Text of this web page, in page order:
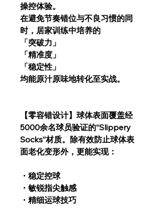
操控体验。
在避免节奏错位与不良习惯的同
时，居家训练中培养的
「突破力」
「精准度」
「稳定性」
均能原汁原味地转化至实战。
【零容错设计】球体表面覆盖经
5000余名球员验证的“Slippery
Socks”材质。除有效防止球体表
面老化变形外，更能实现：
・稳定控球
・敏锐指尖触感
・精细运球技巧